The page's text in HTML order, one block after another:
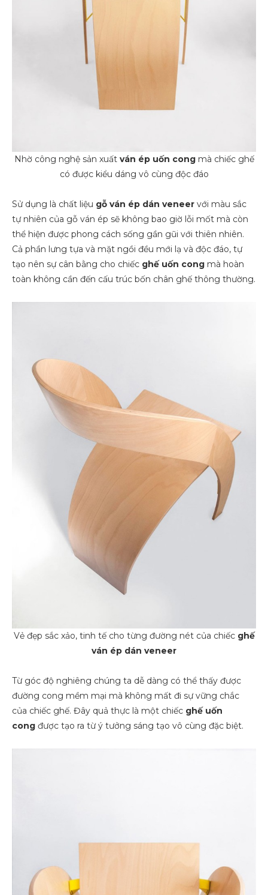
Nhờ công nghệ sản xuất ván ép uốn cong mà chiếc ghế
có được kiểu dáng vô cùng độc đáo
Sử dụng là chất liệu gỗ ván ép dán veneer với màu sắc
tự nhiên của gỗ ván ép sẽ không bao giờ lỗi mốt mà còn
thể hiện được phong cách sống gần gũi với thiên nhiên.
Cả phần lưng tựa và mặt ngồi đều mới lạ và độc đáo, tự
tạo nên sự cân bằng cho chiếc ghế uốn cong mà hoàn
toàn không cần đến cấu trúc bốn chân ghế thông thường.
Vẻ đẹp sắc xảo, tinh tế cho từng đường nét của chiếc ghế
ván ép dán veneer
Từ góc độ nghiêng chúng ta dễ dàng có thể thấy được
đường cong mềm mại mà không mất đi sự vững chắc
của chiếc ghế. Đây quả thực là một chiếc ghế uốn
cong được tạo ra từ ý tưởng sáng tạo vô cùng đặc biệt.